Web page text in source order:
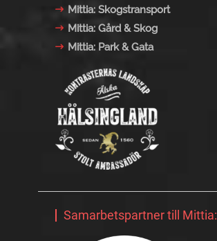
Mittia: Skogstransport
Mittia: Gård & Skog
Mittia: Park & Gata
Samarbetspartner till Mittia: